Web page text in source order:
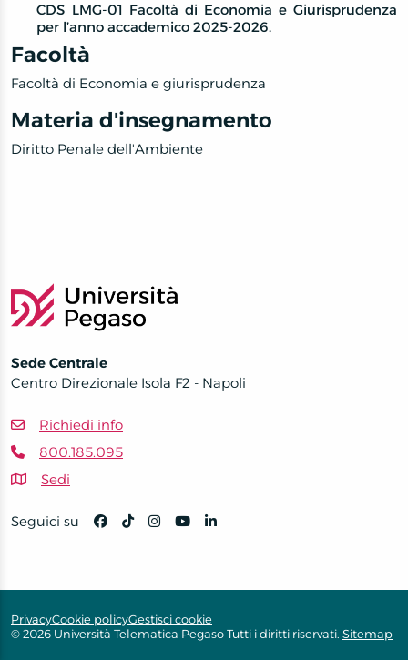
CDS LMG-01 Facoltà di Economia e Giurisprudenza
per l’anno accademico 2025-2026.
Facoltà
Facoltà di Economia e giurisprudenza
Materia d'insegnamento
Diritto Penale dell'Ambiente
Sede Centrale
Centro Direzionale Isola F2 - Napoli
Richiedi info
800.185.095
Sedi
Seguici su
PrivacyCookie policyGestisci cookie
© 2026 Università Telematica Pegaso Tutti i diritti riservati. Sitemap